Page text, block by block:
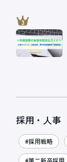
採用・人事
#採用戦略
#第二新卒採用